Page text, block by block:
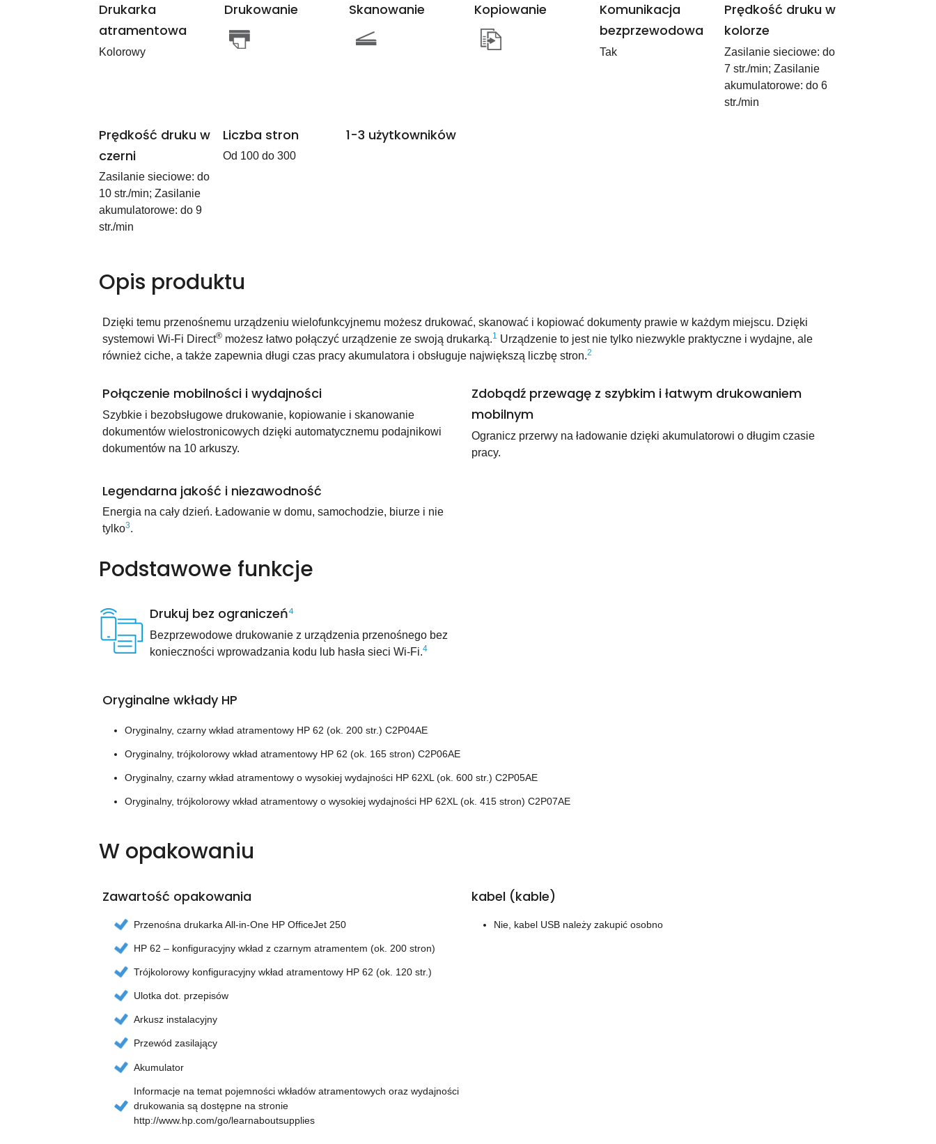
Drukarka
atramentowa
Kolorowy
Drukowanie Skanowanie Kopiowanie
Komunikacja
bezprzewodowa
Tak
Prędkość druku w
kolorze
Zasilanie sieciowe: do
7 str./min; Zasilanie
akumulatorowe: do 6
str./min
Prędkość druku w
czerni
Zasilanie sieciowe: do
10 str./min; Zasilanie
akumulatorowe: do 9
str./min
Liczba stron
Od 100 do 300
1-3 użytkowników
Opis produktu
Dzięki temu przenośnemu urządzeniu wielofunkcyjnemu możesz drukować, skanować i kopiować dokumenty prawie w każdym miejscu. Dzięki
systemowi Wi-Fi Direct®możesz łatwo połączyć urządzenie ze swoją drukarką.1 Urządzenie to jest nie tylko niezwykle praktyczne i wydajne, ale
również ciche, a także zapewnia długi czas pracy akumulatora i obsługuje największą liczbę stron.2
Połączenie mobilności i wydajności
Szybkie i bezobsługowe drukowanie, kopiowanie i skanowanie
dokumentów wielostronicowych dzięki automatycznemu podajnikowi
dokumentów na 10 arkuszy.
Zdobądź przewagę z szybkim i łatwym drukowaniem
mobilnym
Ogranicz przerwy na ładowanie dzięki akumulatorowi o długim czasie
pracy.
Legendarna jakość i niezawodność
Energia na cały dzień. Ładowanie w domu, samochodzie, biurze i nie
tylko3.
Podstawowe funkcje
Drukuj bez ograniczeń4
Bezprzewodowe drukowanie z urządzenia przenośnego bez
konieczności wprowadzania kodu lub hasła sieci Wi-Fi.4
Oryginalne wkłady HP
Oryginalny, czarny wkład atramentowy HP 62 (ok. 200 str.) C2P04AE
Oryginalny, trójkolorowy wkład atramentowy HP 62 (ok. 165 stron) C2P06AE
Oryginalny, czarny wkład atramentowy o wysokiej wydajności HP 62XL (ok. 600 str.) C2P05AE
Oryginalny, trójkolorowy wkład atramentowy o wysokiej wydajności HP 62XL (ok. 415 stron) C2P07AE
W opakowaniu
Zawartość opakowania
Przenośna drukarka All-in-One HP OfficeJet 250
HP 62 – konfiguracyjny wkład z czarnym atramentem (ok. 200 stron)
Trójkolorowy konfiguracyjny wkład atramentowy HP 62 (ok. 120 str.)
Ulotka dot. przepisów
Arkusz instalacyjny
Przewód zasilający
Akumulator
Informacje na temat pojemności wkładów atramentowych oraz wydajności
drukowania są dostępne na stronie
http://www.hp.com/go/learnaboutsupplies
kabel (kable)
Nie, kabel USB należy zakupić osobno